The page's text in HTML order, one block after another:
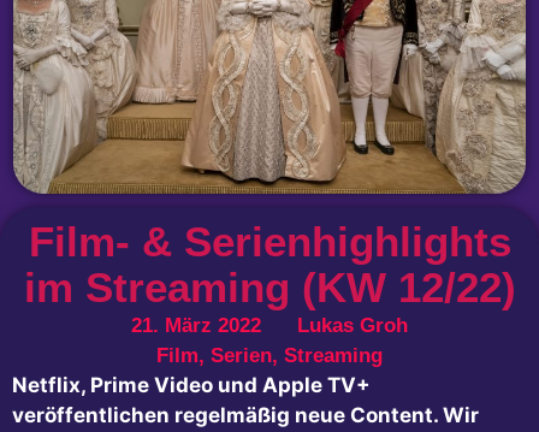
Film- & Serienhighlights
im Streaming (KW 12/22)
21. März 2022
Lukas Groh
Film, Serien, Streaming
Netflix, Prime Video und Apple TV+
veröffentlichen regelmäßig neue Content. Wir